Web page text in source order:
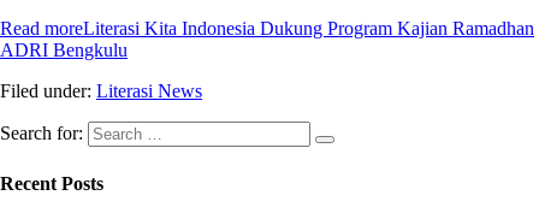
Read moreLiterasi Kita Indonesia Dukung Program Kajian Ramadhan
ADRI Bengkulu
Filed under: Literasi News
Search for:
Recent Posts